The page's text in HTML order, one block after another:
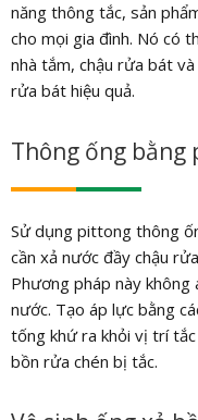
năng thông tắc, sản
cho mọi gia đình. Nó có
nhà tắm, chậu rửa bát
rửa bát hiệu quả.
Thông ống bằng
Sử dụng pittong thông
cần xả nước đầy chậu
Phương pháp này không
nước. Tạo áp lực bằng
tống khứ ra khỏi vị trí tắc
bồn rửa chén bị tắc.